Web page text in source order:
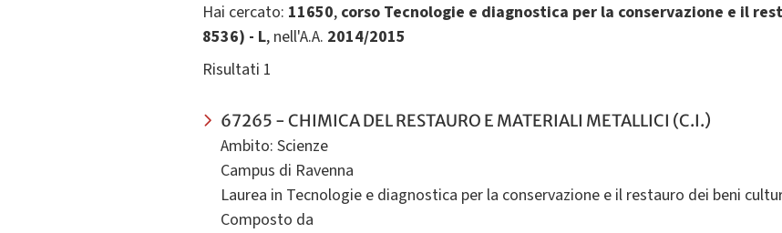
Hai cercato: 11650, corso Tecnologie e diagnostica per la conservazione e il
8536) - L, nell'A.A. 2014/2015
Risultati 1
67265 - CHIMICA DEL RESTAURO E MATERIALI METALLICI (C.I.)
Ambito: Scienze
Campus di Ravenna
Laurea in Tecnologie e diagnostica per la conservazione e il restauro dei beni
Composto da